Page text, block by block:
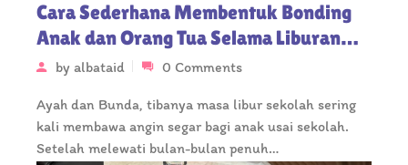
Cara Sederhana Membentuk Bonding
Anak dan Orang Tua Selama Liburan
Sekolah
by albataid 0 Comments
Ayah dan Bunda, tibanya masa libur sekolah sering
kali membawa angin segar bagi anak usai sekolah.
Setelah melewati bulan-bulan penuh…